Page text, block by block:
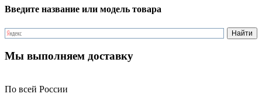
Введите название или модель товара
Мы выполняем доставку
По всей России